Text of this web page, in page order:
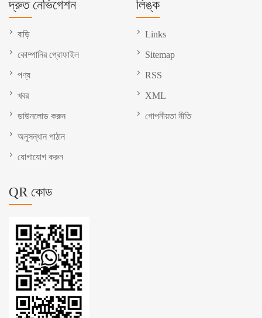
দ্রুত নেভিগেশন
বাড়ি
কোম্পানির প্রোফাইল
পণ্য
খবর
ডাউনলোড করুন
অনুসন্ধান পাঠান
যোগাযোগ করুন
লিঙ্ক
Links
Sitemap
RSS
XML
গোপনীয়তা নীতি
QR কোড